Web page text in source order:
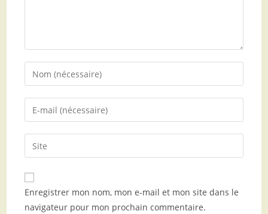
Enregistrer mon nom, mon e-mail et mon site dans le
navigateur pour mon prochain commentaire.